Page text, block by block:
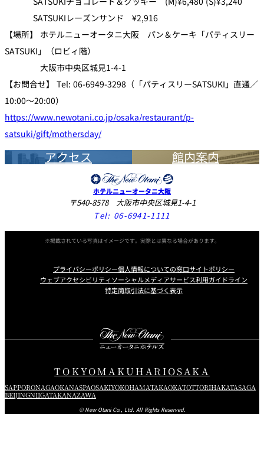
SATSUKIレーズンサンド ¥2,916
【場所】 ホテルニューオータニ大阪 パン＆ケーキ「パティスリー
SATSUKI」（ロビィ階）
大阪市中央区城見1-4-1
【お問合せ】 Tel: 06-6949-3298（「パティスリーSATSUKI」直通／
10:00～20:00）
https://www.newotani.co.jp/osaka/restaurant/p-
satsuki/gift/mothersday/
アクセス 館内案内
ホテルニューオータニ大阪
〒540-8578 大阪市中央区城見1-4-1
Tel: 06-6941-1111
※掲載されている写真はイメージです。実際とは異なる場合があります。
プライバシーポリシー個人情報についての窓口サイトポリシー
ウェブアクセシビリティソーシャルメディアサービス利用ガイドライン
特定商取引法に基づく表示
TOKYOMAKUHARIOSAKA
SAPPORONAGAOKANASPAOSAKIYOKOHAMATAKAOKATOTTORIHAKATASAGA
BEIJINGNIIGATAKANAZAWA
© New Otani Co., Ltd. All Rights Reserved.